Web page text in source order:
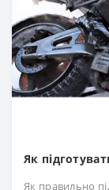
Як
Як правильно